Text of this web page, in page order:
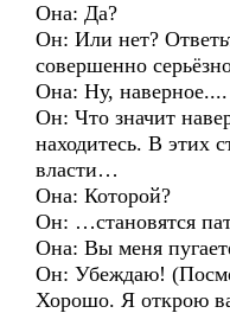
Она: Да?
Он: Или нет?
совершенно
Она: Ну, наверное....
Он: Что значит
находитесь. В этих
власти…
Она: Которой?
Он: …становятся
Она: Вы меня
Он: Убеждаю!
Хорошо. Я открою